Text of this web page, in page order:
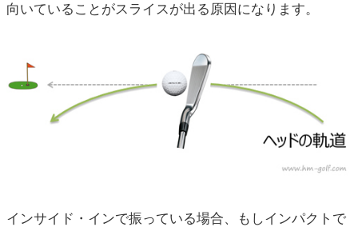
向いていることがスライスが出る原因になります。
インサイド・インで振っている場合、もしインパクトで